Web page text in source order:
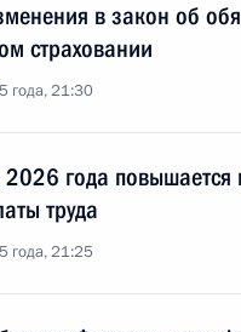
в закон об
страховании
года, 21:30
года
труда
года, 21:25